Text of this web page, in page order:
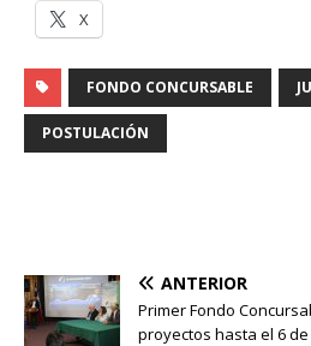
X
FONDO CONCURSABLE
POSTULACIÓN
ANTERIOR
Primer Fondo
proyectos hasta el 6